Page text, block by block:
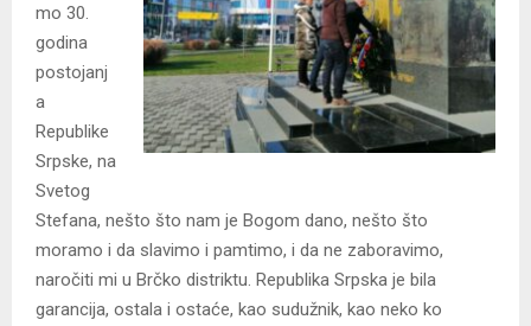
mo 30.
godina
postojanj
a
Republike
Srpske, na
Svetog
Stefana, nešto što nam je Bogom dano, nešto što
moramo i da slavimo i pamtimo, i da ne zaboravimo,
naročiti mi u Brčko distriktu. Republika Srpska je bila
garancija, ostala i ostaće, kao sudužnik, kao neko ko